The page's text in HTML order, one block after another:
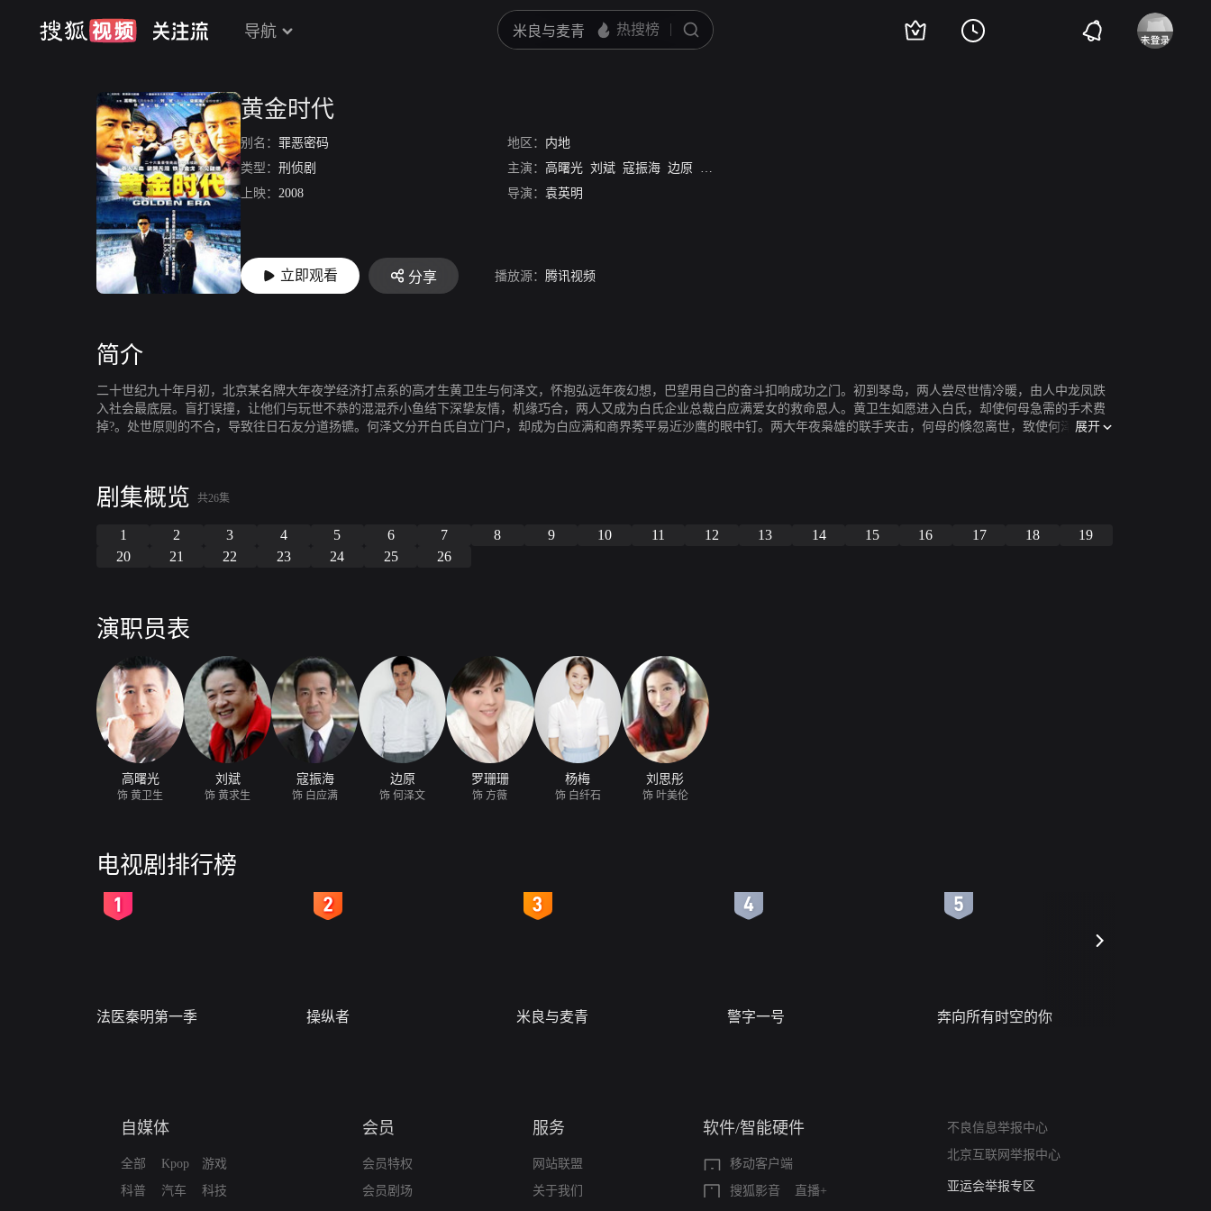
导航
黄金时代
别名： 罪恶密码 地区： 内地
类型： 刑侦剧 主演： 高曙光 刘斌 寇振海 边原 罗珊珊
上映： 2008 导演： 袁英明
立即观看 分享 播放源： 腾讯视频
简介
二十世纪九十年月初，北京某名牌大年夜学经济打点系的高才生黄卫生与何泽文，怀抱弘远年夜幻想，巴望用自己的奋斗扣响成功之门。初到琴岛，两人尝尽世情冷暖，由人中龙凤跌
入社会最底层。盲打误撞，让他们与玩世不恭的混混乔小鱼结下深挚友情，机缘巧合，两人又成为白氏企业总裁白应满爱女的救命恩人。黄卫生如愿进入白氏，却使何母急需的手术费
掉?。处世原则的不合，导致往日石友分道扬镳。何泽文分开白氏自立门户，却成为白应满和商界莠平易近沙鹰的眼中钉。两大年夜枭雄的联手夹击，何母的倏忽离世，致使何泽文公布
展开
剧集概览 共26集
1 2 3 4 5 6 7 8 9 10 11 12 13 14 15 16 17 18
19
20
21 22 23 24 25 26
演职员表
高曙光
饰 黄卫生
刘斌
饰 黄求生
寇振海
饰 白应满
边原
饰 何泽文
罗珊珊
饰 方薇
杨梅
饰 白纤石
刘思彤
饰 叶美伦
电视剧排行榜
法医秦明第一季 操纵者 米良与麦青 警字一号 奔向所有时空的你
自媒体
全部
科普
Kpop
汽车
游戏
科技
会员
会员特权
会员剧场
服务
网站联盟
关于我们
软件/智能硬件
移动客户端
搜狐影音
直播+
不良信息举报中心
北京互联网举报中心
算法推荐专项举报
亚运会举报专区